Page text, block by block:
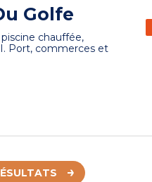
Golfe
chauffée,
Port, commerces et